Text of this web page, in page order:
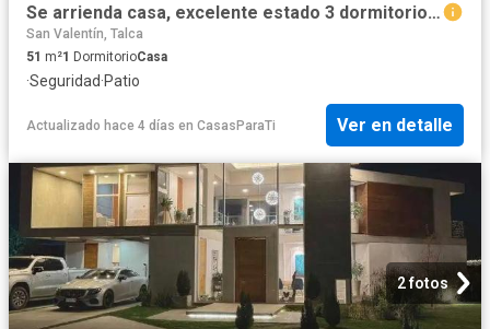
Se arrienda casa, excelente estado 3 dormitorios, 2 baños, living comedor, entrada vehi.
San Valentín, Talca
51 m²1 DormitorioCasa
·Seguridad·Patio
Actualizado hace 4 días en CasasParaTi Ver en detalle
2 fotos